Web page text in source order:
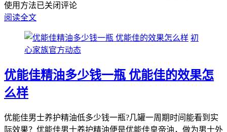
使用方法已关闭评论
阅读全文
初
心家族官方动态
优能佳精油多少钱一瓶 优能佳的效果怎
么样
优能佳男士养护精油低多少钱一瓶?几罐一周期时间能看到实
际效果？优能佳男士养护精油便是优能佳皇帝油，做为男士外